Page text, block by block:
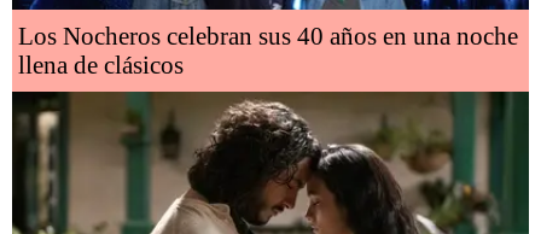
Los Nocheros celebran sus 40 años en una noche
llena de clásicos